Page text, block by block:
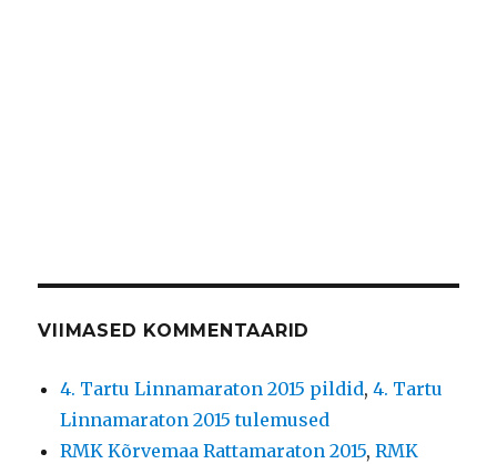
VIIMASED KOMMENTAARID
4. Tartu Linnamaraton 2015 pildid,4. Tartu
Linnamaraton 2015 tulemused
RMK Kõrvemaa Rattamaraton 2015,RMK